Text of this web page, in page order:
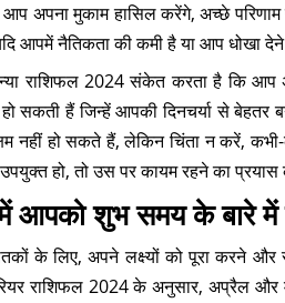
अपना मुकाम हासिल करेंगे, अच्छे
आपमें नैतिकता की कमी है या आप धोखा
कन्या राशिफल 2024 संकेत करता है कि
सकती हैं जिन्हें आपकी दिनचर्या से
नहीं हो सकते हैं, लेकिन चिंता न करें,
हो, तो उस पर कायम रहने का प्रयास
शुभ समय के बारे में
के लिए, अपने लक्ष्यों को पूरा करने और
राशिफल 2024 के अनुसार, अप्रैल और